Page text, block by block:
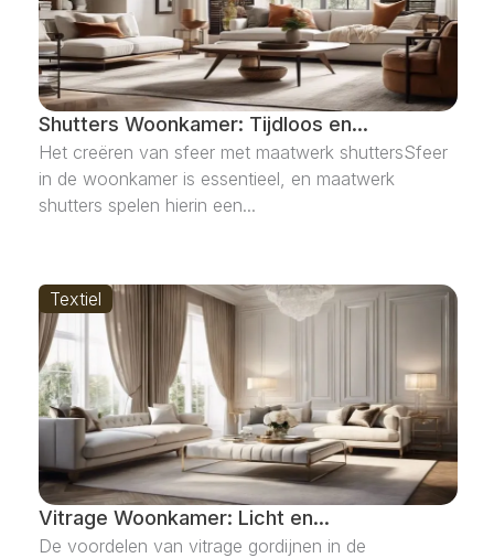
Shutters Woonkamer: Tijdloos en...
Het creëren van sfeer met maatwerk shuttersSfeer
in de woonkamer is essentieel, en maatwerk
shutters spelen hierin een...
Textiel
Vitrage Woonkamer: Licht en...
De voordelen van vitrage gordijnen in de